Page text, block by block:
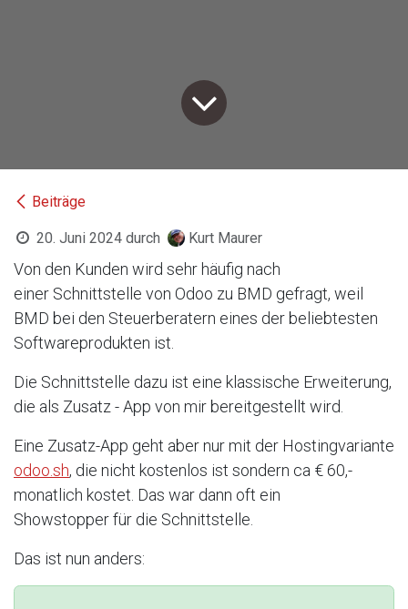
Beiträge
20. Juni 2024 durch Kurt Maurer
Von den Kunden wird sehr häufig nach
einer Schnittstelle von Odoo zu BMD gefragt, weil
BMD bei den Steuerberatern eines der beliebtesten
Softwareprodukten ist.
Die Schnittstelle dazu ist eine klassische Erweiterung,
die als Zusatz - App von mir bereitgestellt wird.
Eine Zusatz-App geht aber nur mit der Hostingvariante
odoo.sh, die nicht kostenlos ist sondern ca € 60,-
monatlich kostet. Das war dann oft ein
Showstopper für die Schnittstelle.
Das ist nun anders: